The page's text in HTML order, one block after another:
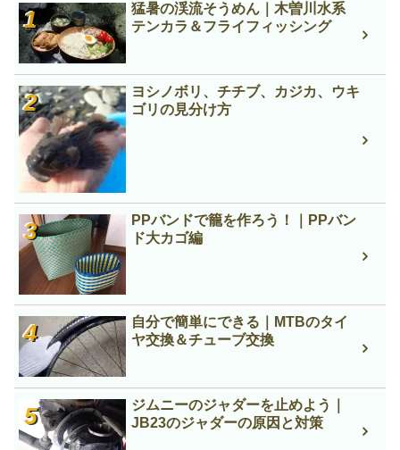
猛暑の渓流そうめん｜木曽川水系
テンカラ＆フライフィッシング
ヨシノボリ、チチブ、カジカ、ウキ
ゴリの見分け方
PPバンドで籠を作ろう！｜PPバン
ド大カゴ編
自分で簡単にできる｜MTBのタイ
ヤ交換＆チューブ交換
ジムニーのジャダーを止めよう｜
JB23のジャダーの原因と対策